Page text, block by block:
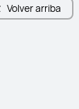
Volver arriba